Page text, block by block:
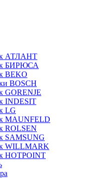
АТЛАНТ
БИРЮСА
BEKO
BOSCH
GORENJE
INDESIT
LG
MAUNFELD
ROLSEN
SAMSUNG
WILLMARK
HOTPOINT